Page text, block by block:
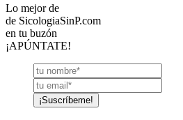
Lo mejor de
de SicologiaSinP.com
en tu buzón
¡APÚNTATE!